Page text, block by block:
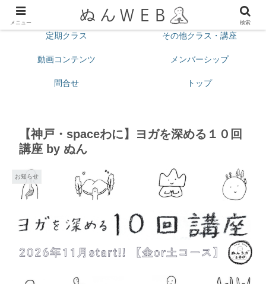
プロフィール 今月の予定
定期クラス その他クラス・講座
動画コンテンツ メンバーシップ
問合せ トップ
【神戸・spaceわに】ヨガを深める１０回
講座 by ぬん
お知らせ
メニュー 検索